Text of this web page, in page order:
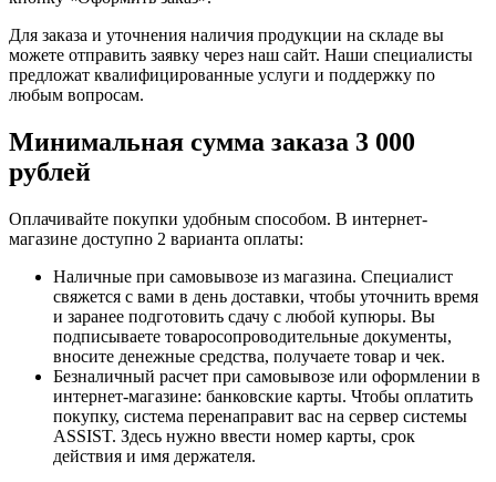
Для заказа и уточнения наличия продукции на складе вы
можете отправить заявку через наш сайт. Наши специалисты
предложат квалифицированные услуги и поддержку по
любым вопросам.
Минимальная сумма заказа 3 000
рублей
Оплачивайте покупки удобным способом. В интернет-
магазине доступно 2 варианта оплаты:
Наличные при самовывозе из магазина. Специалист
свяжется с вами в день доставки, чтобы уточнить время
и заранее подготовить сдачу с любой купюры. Вы
подписываете товаросопроводительные документы,
вносите денежные средства, получаете товар и чек.
Безналичный расчет при самовывозе или оформлении в
интернет-магазине: банковские карты. Чтобы оплатить
покупку, система перенаправит вас на сервер системы
ASSIST. Здесь нужно ввести номер карты, срок
действия и имя держателя.